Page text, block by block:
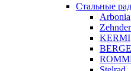
Стальные
Arbonia
Zehnder
KERMI